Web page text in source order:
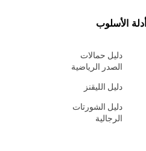
أدلة الأسلوب
دليل حمالات
الصدر الرياضية
دليل الليقنز
دليل الشورتات
الرجالية